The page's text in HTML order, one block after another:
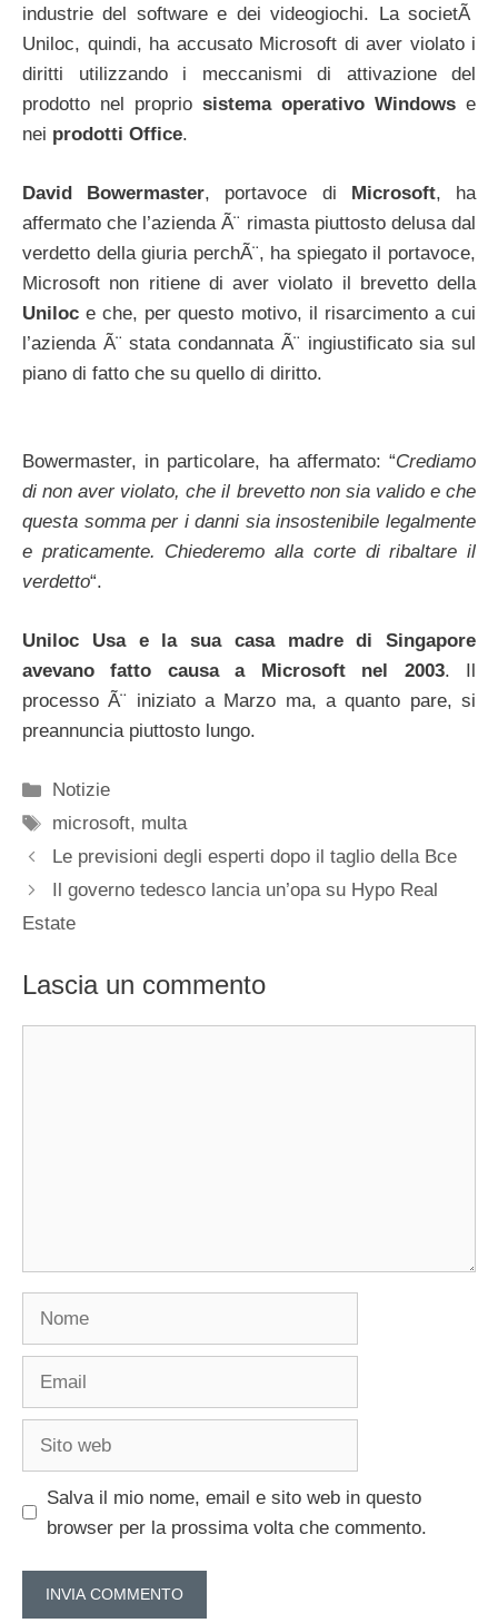
industrie del software e dei videogiochi. La societÃ
Uniloc, quindi, ha accusato Microsoft di aver violato i
diritti utilizzando i meccanismi di attivazione del
prodotto nel proprio sistema operativo Windows e
nei prodotti Office.
David Bowermaster, portavoce di Microsoft, ha
affermato che l’azienda Ã¨ rimasta piuttosto delusa dal
verdetto della giuria perchÃ¨, ha spiegato il portavoce,
Microsoft non ritiene di aver violato il brevetto della
Uniloc e che, per questo motivo, il risarcimento a cui
l’azienda Ã¨ stata condannata Ã¨ ingiustificato sia sul
piano di fatto che su quello di diritto.
Bowermaster, in particolare, ha affermato: “Crediamo
di non aver violato, che il brevetto non sia valido e che
questa somma per i danni sia insostenibile legalmente
e praticamente. Chiederemo alla corte di ribaltare il
verdetto“.
Uniloc Usa e la sua casa madre di Singapore
avevano fatto causa a Microsoft nel 2003. Il
processo Ã¨ iniziato a Marzo ma, a quanto pare, si
preannuncia piuttosto lungo.
Categorie
Notizie
Tag
microsoft, multa
Le previsioni degli esperti dopo il taglio della Bce
Il governo tedesco lancia un’opa su Hypo Real
Estate
Lascia un commento
Nome
Email
Sito
Salva il mio nome, email e sito web in questo
browser per la prossima volta che commento.